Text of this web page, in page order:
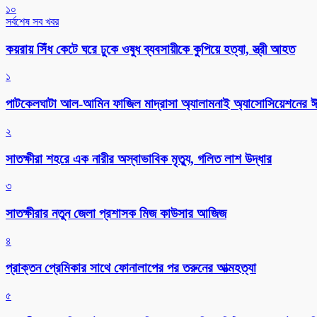
১০
সর্বশেষ সব খবর
কয়রায় সিঁধ কেটে ঘরে ঢুকে ওষুধ ব্যবসায়ীকে কুপিয়ে হত্যা, স্ত্রী আহত
১
পাটকেলঘাটা আল-আমিন ফাজিল মাদ্রাসা অ্যালামনাই অ্যাসোসিয়েশনের
২
সাতক্ষীরা শহরে এক নারীর অস্বাভাবিক মৃত্যু, গলিত লাশ উদ্ধার
৩
সাতক্ষীরার নতুন জেলা প্রশাসক মিজ কাউসার আজিজ
৪
প্রাক্তন প্রেমিকার সাথে ফোনালাপের পর তরুনের আত্মহত্যা
৫